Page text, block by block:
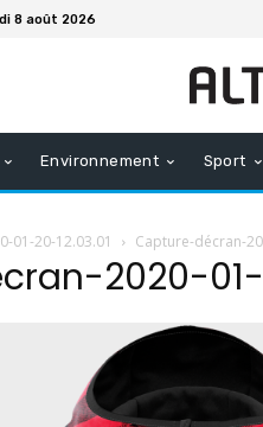
8 août 2026
Environnement Sport
01-20-12.03.01 Capture-décran-
2020-01-